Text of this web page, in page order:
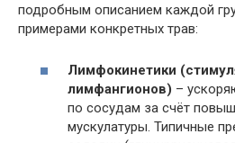
подробным описанием каждой
примерами конкретных трав:
Лимфокинетики
лимфангионов) –
по сосудам за счёт
мускулатуры. Типичные